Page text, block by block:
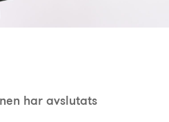
har avslutats